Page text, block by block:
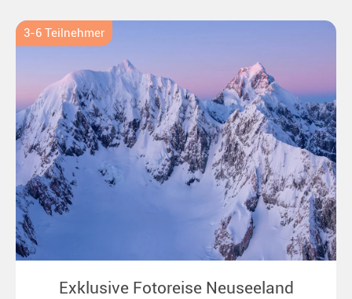
3-6 Teilnehmer
Exklusive Fotoreise Neuseeland